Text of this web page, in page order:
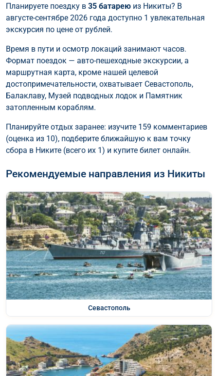
Планируете поездку в 35 батарею из Никиты? В
августе-сентябре 2026 года доступно 1 увлекательная
экскурсия по цене от рублей.
Время в пути и осмотр локаций занимают часов.
Формат поездок — авто-пешеходные экскурсии, а
маршрутная карта, кроме нашей целевой
достопримечательности, охватывает Севастополь,
Балаклаву, Музей подводных лодок и Памятник
затопленным кораблям.
Планируйте отдых заранее: изучите 159 комментариев
(оценка из 10), подберите ближайшую к вам точку
сбора в Никите (всего их 1) и купите билет онлайн.
Рекомендуемые направления из Никиты
Севастополь